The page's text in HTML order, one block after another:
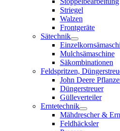
Striegel
Walzen
Frontgeräte
Sätechnik
Mulchsämaschine
Säkombinationen
Feldspritzen,
John Deere
Düngerstreuer
Gülleverteiler
Erntetechnik
Mähdrescher &
Feldhäcksler